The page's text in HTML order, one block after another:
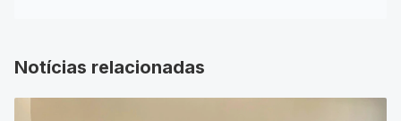
Notícias relacionadas